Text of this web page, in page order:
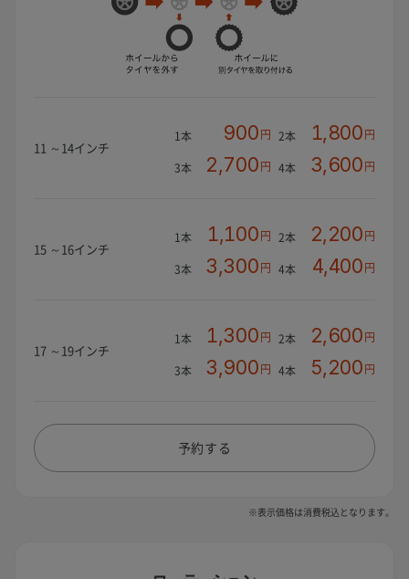
11 ～14インチ
1本 900円 2本 1,800円
3本 2,700円 4本 3,600円
15 ～16インチ
1本 1,100円 2本 2,200円
3本 3,300円 4本 4,400円
17 ～19インチ
1本 1,300円 2本 2,600円
3本 3,900円 4本 5,200円
予約する
※表示価格は消費税込となります。